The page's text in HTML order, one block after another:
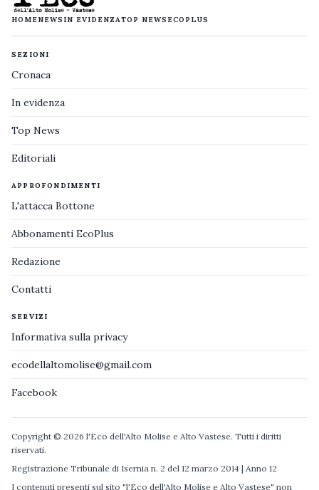
HOMENEWS IN EVIDENZATOP NEWS ECOPLUS
SEZIONI
Cronaca
In evidenza
Top News
Editoriali
APPROFONDIMENTI
L'attacca Bottone
Abbonamenti EcoPlus
Redazione
Contatti
SERVIZI
Informativa sulla privacy
ecodellaltomolise@gmail.com
Facebook
Copyright © 2026 l'Eco dell'Alto Molise e Alto Vastese. Tutti i diritti
riservati.
Registrazione Tribunale di Isernia n. 2 del 12 marzo 2014 | Anno 12
I contenuti presenti sul sito "l'Eco dell'Alto Molise e Alto Vastese" non